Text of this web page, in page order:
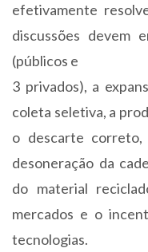
efetivamente
discussões devem
(públicos e
3 privados), a
coleta seletiva, a
o descarte correto,
desoneração da
do material
mercados e o
tecnologias.